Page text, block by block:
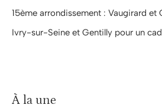
15ème arrondissement : Vaugirard et
Ivry-sur-Seine et Gentilly pour un
À la une